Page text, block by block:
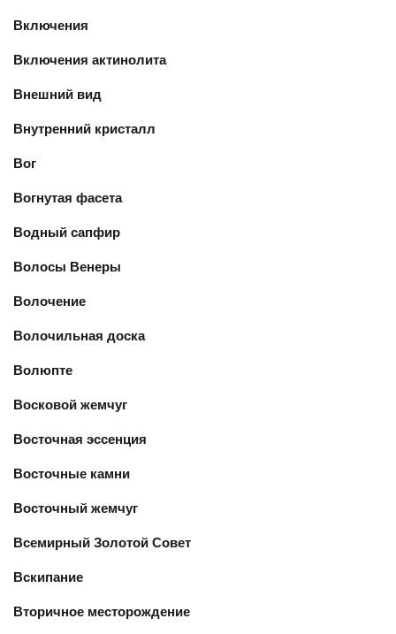
Включения
Включения актинолита
Внешний вид
Внутренний кристалл
Вог
Вогнутая фасета
Водный сапфир
Волосы Венеры
Волочение
Волочильная доска
Волюпте
Восковой жемчуг
Восточная эссенция
Восточные камни
Восточный жемчуг
Всемирный Золотой Совет
Вскипание
Вторичное месторождение